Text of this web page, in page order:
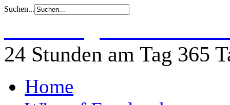
Suchen...
24 Stunden am Tag 365
Home